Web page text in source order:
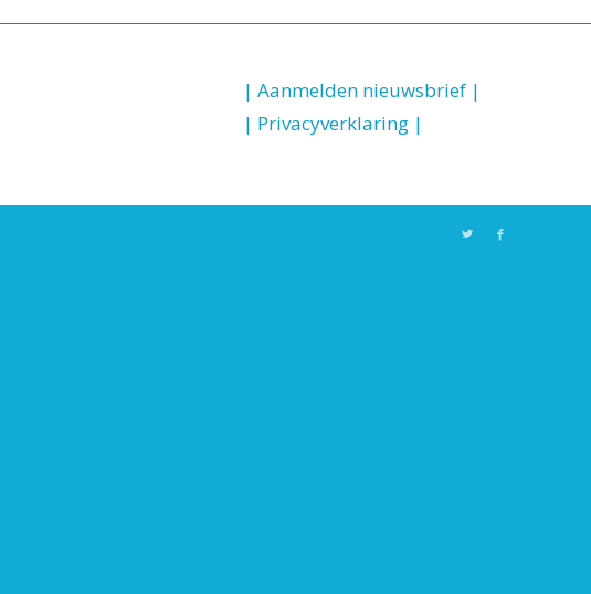
| Aanmelden nieuwsbrief |
| Privacyverklaring |